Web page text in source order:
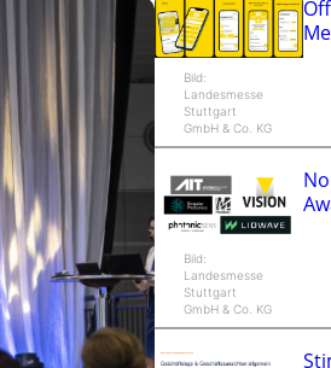
n
d
p
r
Bild:
Landesmesse
Stuttgart
GmbH & Co. KG
Bild:
Landesmesse
Stuttgart
GmbH & Co. KG